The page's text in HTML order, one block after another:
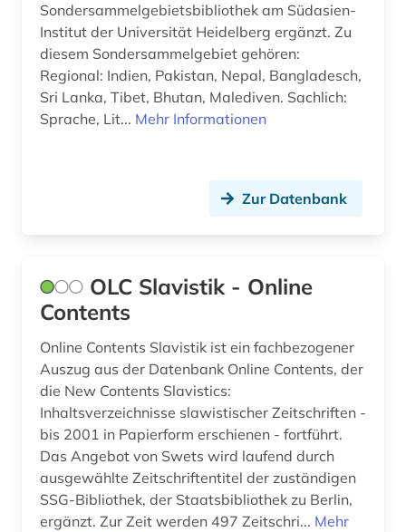
fid altertumswissenschaften - propylaeum (1)
fid buch-, bibliotheks- und informations­
wissen­schaft (1)
fid musikwissenschaft (1)
finnland (1)
fischerei (2)
forschung (3)
forschungsdaten (1)
forschungsprojekt (1)
forstwirtschaft (1)
fossilien (1)
Sondersammelgebietsbibliothek am Südasien-
Institut der Universität Heidelberg ergänzt. Zu
diesem Sondersammelgebiet gehören:
Regional: Indien, Pakistan, Nepal, Bangladesch,
Sri Lanka, Tibet, Bhutan, Malediven. Sachlich:
Sprache, Lit... Mehr Informationen
Zur Datenbank
OLC Slavistik - Online
Contents
Online Contents Slavistik ist ein fachbezogener
Auszug aus der Datenbank Online Contents, der
die New Contents Slavistics:
Inhaltsverzeichnisse slawistischer Zeitschriften -
bis 2001 in Papierform erschienen - fortführt.
Das Angebot von Swets wird laufend durch
ausgewählte Zeitschriftentitel der zuständigen
SSG-Bibliothek, der Staatsbibliothek zu Berlin,
ergänzt. Zur Zeit werden 497 Zeitschri... Mehr